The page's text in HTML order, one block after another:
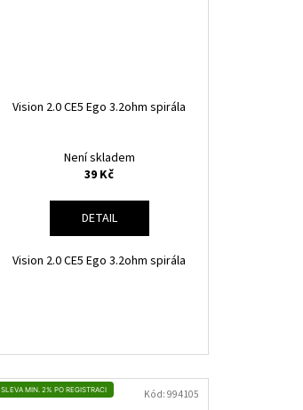
Vision 2.0 CE5 Ego 3.2ohm spirála
Není skladem
39 Kč
DETAIL
Vision 2.0 CE5 Ego 3.2ohm spirála
SLEVA MIN. 2% PO REGISTRACI Kód:994105